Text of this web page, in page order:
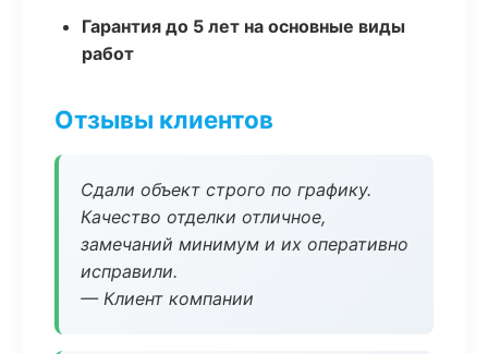
Гарантия до 5 лет на основные виды
работ
Отзывы клиентов
Сдали объект строго по графику.
Качество отделки отличное,
замечаний минимум и их оперативно
исправили.
— Клиент компании